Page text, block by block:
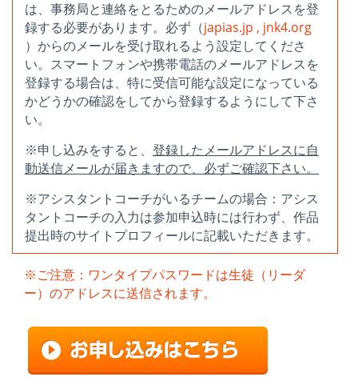
は、事務局と連絡をとるためのメールアドレスを登
録する必要があります。必ず（japias.jp , jnk4.org
）からのメールを受け取れるよう設定してくださ
い。スマートフォンや携帯電話のメールアドレスを
登録する場合は、特に受信可能な設定になっている
かどうかの確認をしてから登録するようにして下さ
い。
※申し込みをすると、 登録したメールアドレスに自
動送信メールが届きますので、必ずご確認下さい。
※アシスタントコーチがいるチームの場合：アシス
タントコーチの入力は参加申込時には行わず、作品
提出時のサイトプロフィールに記載いただきます。
※ご注意：ワンタイプパスワードは生徒（リーダ
ー）のアドレスに送信されます。